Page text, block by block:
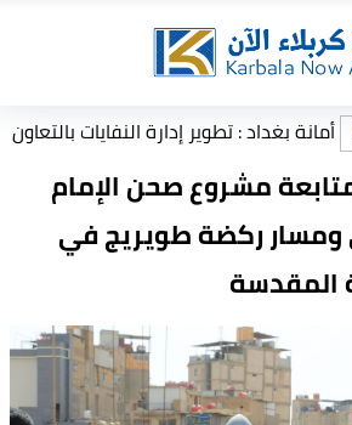
تطوير إدارة النفايات بالتعاون مع البنك
مشروع صحن الإمام
ركضة طويريج في
المقدسة